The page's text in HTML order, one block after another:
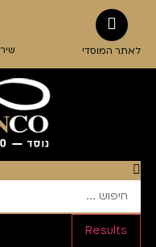
לאתר המוסדי
Results